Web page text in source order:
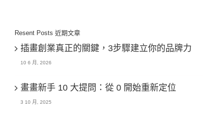
Resent Posts 近期文章
插畫創業真正的關鍵，3步驟建立你的品牌力
10 6 月, 2026
畫畫新手 10 大提問：從 0 開始重新定位
3 10 月, 2025